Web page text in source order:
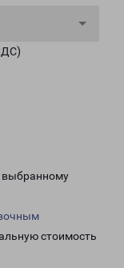
выбранному
стоимость